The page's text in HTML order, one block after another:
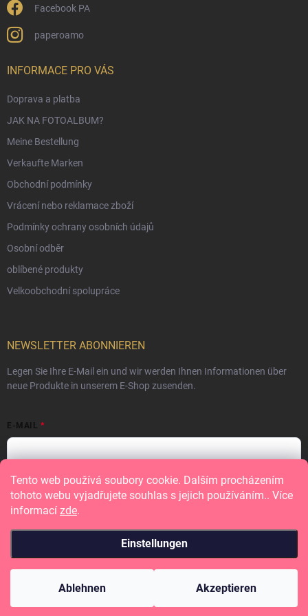
Tento web používá soubory cookie. Dalším procházením
tohoto webu vyjadřujete souhlas s jejich používáním.. Více
informací zde.
Einstellungen
Ablehnen Akzeptieren
Facebook PA
paperoamo
INFORMACE PRO VÁS
Doprava a platba
JAK NA FOTOALBUM?
Meine Bestellung
Verkaufte Marken
Obchodní podmínky
Vrácení nebo reklamace zboží
Podmínky ochrany osobních údajů
Osobní odběr
oblíbené produkty
Velkoobchodní spolupráce
NEWSLETTER ABONNIEREN
Legen Sie Ihre E-Mail ein und wir werden Ihnen Informationen über
neue Produkte in unserem E-Shop zusenden.
E-MAIL
Vložením e-mailu souhlasíte spodmínkami ochrany osobních údajů
Anmelden
Erstellt von Shoptet
Copyright 2026 . Alle Rechte vorbehalten.